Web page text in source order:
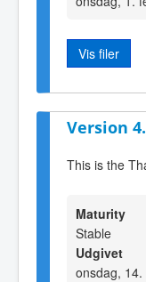
Vis filer
Version
This is the
Maturity
Stable
Udgivet
onsdag,